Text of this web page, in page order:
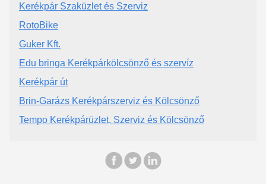
Kerékpár Szaküzlet és Szerviz
RotoBike
Guker Kft.
Edu bringa Kerékpárkölcsönző és szervíz
Kerékpár út
Brin-Garázs Kerékpárszerviz és Kölcsönző
Tempo Kerékpárüzlet, Szerviz és Kölcsönző